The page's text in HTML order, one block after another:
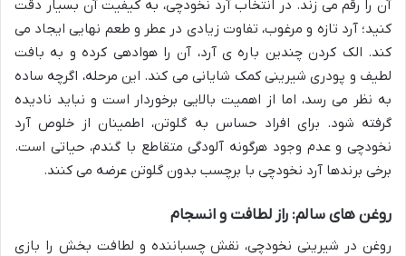
آن را رقم می زند. در انتخاب آرد نخودچی، به کیفیت آن بسیار دقت
کنید؛ آرد تازه و مرغوب، تفاوت زیادی در عطر و طعم نهایی ایجاد می
کند. الک کردن چندین باره ی آرد، آن را هوادهی کرده و به بافت
لطیف و پودری شیرینی کمک شایانی می کند. این مرحله، اگرچه ساده
به نظر می رسد، اما از اهمیت بالایی برخوردار است و نباید نادیده
گرفته شود. برای افراد حساس به گلوتن، اطمینان از خلوص آرد
نخودچی و عدم وجود هرگونه آلودگی متقاطع با گندم، حیاتی است.
برخی برندها آرد نخودچی با برچسب بدون گلوتن عرضه می کنند.
روغن های سالم: راز لطافت و انسجام
روغن در شیرینی نخودچی، نقش چسباننده و لطافت بخش را بازی